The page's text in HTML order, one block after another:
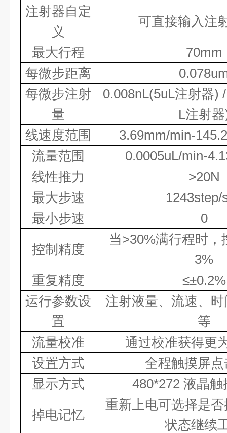
注射器自定
义
可直接输入注
最大行程 70mm
每微步距离
0.078
每微步注射
量
0.008nL(5uL注射器)
L注射器
线速度范围
3.69mm/min-
流量范围
0.0005uL/min-
线性推力
>20N
最大步速
1243step/
最小步速
0
控制精度
当>30%满行程时，
3%
重复精度
≤±0.2%
运行参数设
置
注射液量、流速、
等
流量校准
通过校准获得更
设置方式
全程触摸屏
显示方式
480*272 液晶触
掉电记忆
重新上电可选择是
状态继续